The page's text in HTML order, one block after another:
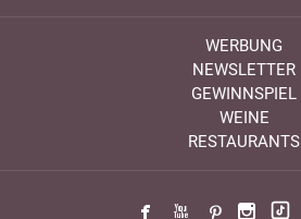
WERBUNG
NEWSLETTER
GEWINNSPIEL
WEINE
RESTAURANTS